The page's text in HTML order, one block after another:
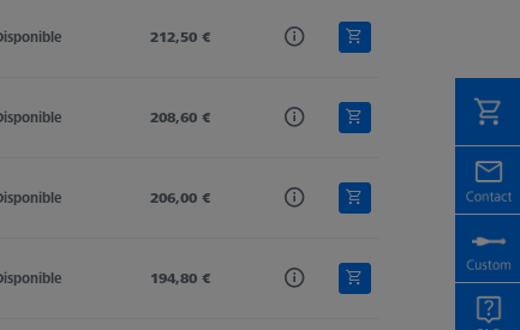
M5 Stylus Extension
212,50 €
M5 Stylus Extension High Precision - CFX 5
208,60 €
M5 Stylus Extension High Precision - CFX 5
206,00 €
M5 Stylus Extension High Precision - CFX 5
194,80 €